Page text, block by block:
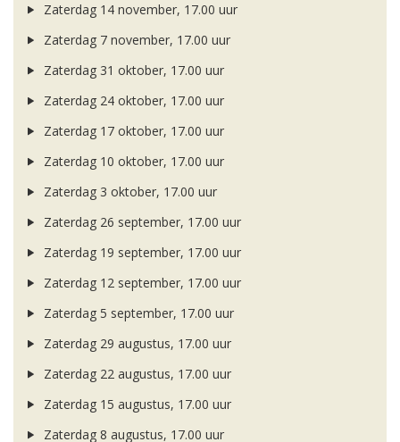
Zaterdag 14 november, 17.00 uur
Zaterdag 7 november, 17.00 uur
Zaterdag 31 oktober, 17.00 uur
Zaterdag 24 oktober, 17.00 uur
Zaterdag 17 oktober, 17.00 uur
Zaterdag 10 oktober, 17.00 uur
Zaterdag 3 oktober, 17.00 uur
Zaterdag 26 september, 17.00 uur
Zaterdag 19 september, 17.00 uur
Zaterdag 12 september, 17.00 uur
Zaterdag 5 september, 17.00 uur
Zaterdag 29 augustus, 17.00 uur
Zaterdag 22 augustus, 17.00 uur
Zaterdag 15 augustus, 17.00 uur
Zaterdag 8 augustus, 17.00 uur